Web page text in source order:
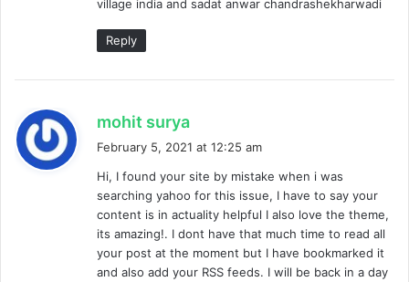
village india and sadat anwar chandrashekharwadi
Reply
mohit surya
s
February 5, 2021 at 12:25 am
Hi, I found your site by mistake when i was
searching yahoo for this issue, I have to say your
content is in actuality helpful I also love the theme,
its amazing!. I dont have that much time to read all
your post at the moment but I have bookmarked it
and also add your RSS feeds. I will be back in a day